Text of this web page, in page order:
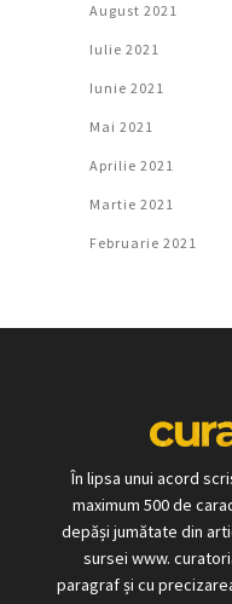
August 2021
Iulie 2021
Iunie 2021
Mai 2021
Aprilie 2021
Martie 2021
Februarie 2021
În lipsa unui acord
maximum 500 de
depăși jumătate din
sursei www.
paragraf și cu